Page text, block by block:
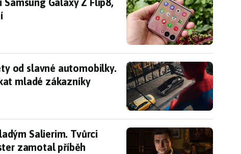
Galaxy Z Flip8,
od slavné automobilky. Jde o moderní cestu, jak
od slavné automobilky.
mladé zákazníky
Salierim. Tvůrci přiznali, že jim kultovní
Salierim. Tvůrci
zamotal příběh